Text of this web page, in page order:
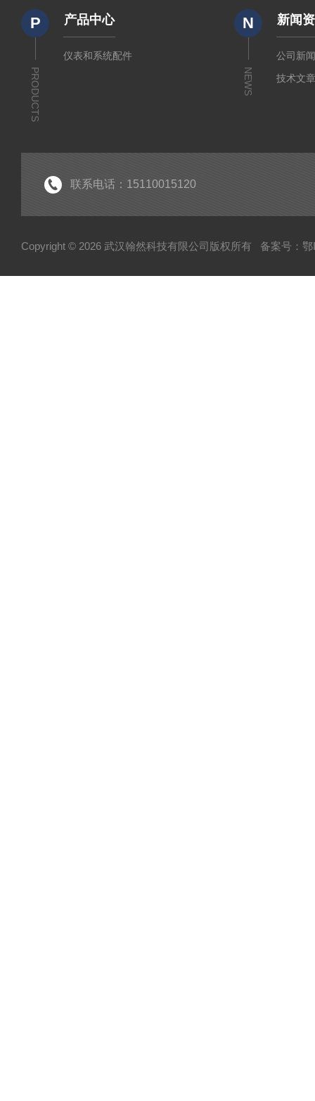
P
PRODUCTS
产品中心
仪表和系统配件
N
NEWS
新闻
公司新
技术文
联系电话：15110015120
Copyright © 2026 武汉翰然科技有限公司版权所有 备案号：